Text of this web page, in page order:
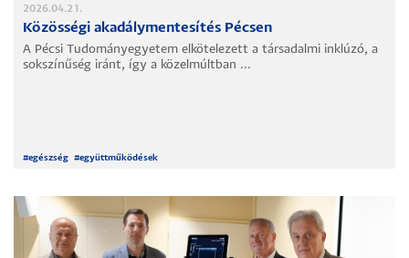
2026.04.21.
Közösségi akadálymentesítés Pécsen
A Pécsi Tudományegyetem elkötelezett a társadalmi inklúzó, a
sokszínűség iránt, így a közelmúltban ...
#egészség #együttműködések